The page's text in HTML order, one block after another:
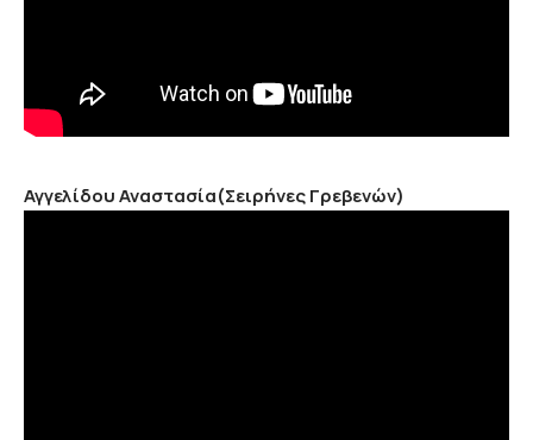
Αγγελίδου Αναστασία(Σειρήνες Γρεβενών)